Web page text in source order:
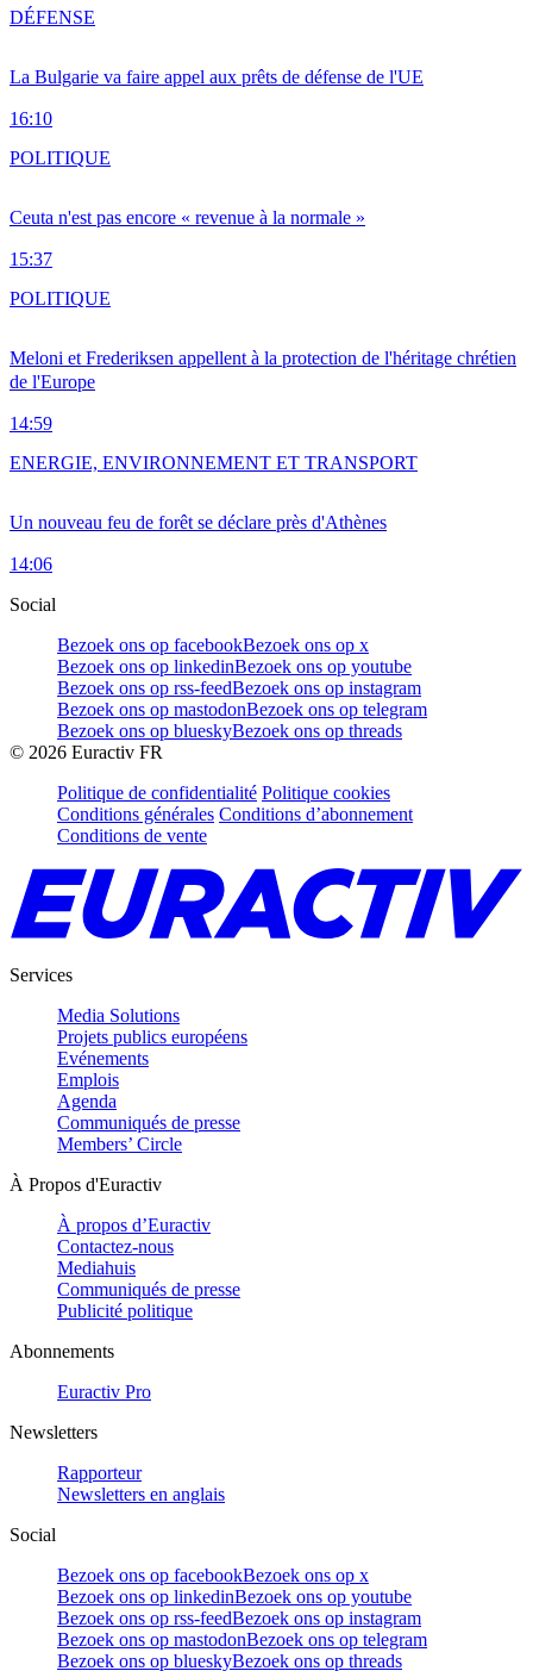
La Bulgarie va faire appel aux prêts de défense de l'UE
16:10
DÉFENSE
Ceuta n'est pas encore « revenue à la normale »
15:37
POLITIQUE
Meloni et Frederiksen appellent à la protection de l'héritage chrétien
de l'Europe
14:59
POLITIQUE
Un nouveau feu de forêt se déclare près d'Athènes
14:06
ENERGIE, ENVIRONNEMENT ET TRANSPORT
Social
Bezoek ons op facebookBezoek ons op x
Bezoek ons op linkedinBezoek ons op youtube
Bezoek ons op rss-feedBezoek ons op instagram
Bezoek ons op mastodonBezoek ons op telegram
Bezoek ons op blueskyBezoek ons op threads
© 2026 Euractiv FR
Politique de confidentialité Politique cookies
Conditions générales Conditions d’abonnement
Conditions de vente
Services
Media Solutions
Projets publics européens
Evénements
Emplois
Agenda
Communiqués de presse
Members’ Circle
À Propos d'Euractiv
À propos d’Euractiv
Contactez-nous
Mediahuis
Communiqués de presse
Publicité politique
Abonnements
Euractiv Pro
Newsletters
Rapporteur
Newsletters en anglais
Social
Bezoek ons op facebookBezoek ons op x
Bezoek ons op linkedinBezoek ons op youtube
Bezoek ons op rss-feedBezoek ons op instagram
Bezoek ons op mastodonBezoek ons op telegram
Bezoek ons op blueskyBezoek ons op threads